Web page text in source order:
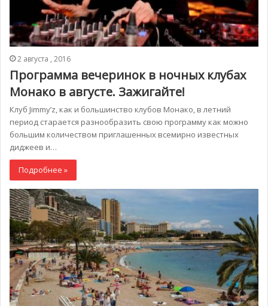
2 августа , 2016
Программа вечеринок в ночных клубах
Монако в августе. Зажигайте!
Клуб Jimmy’z, как и большинство клубов Монако, в летний
период старается разнообразить свою программу как можно
большим количеством приглашенных всемирно известных
диджеев и…
Подробнее »